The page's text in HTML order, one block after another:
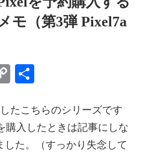
モ（第3弾 Pixel7a
Copy
たこちらのシリーズです
購入したときは記事にしな
した。（すっかり失念して